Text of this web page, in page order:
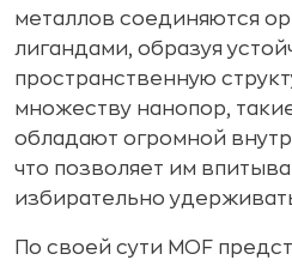
металлов соединяются
лигандами, образуя
пространственную
множеству нанопор,
обладают огромной
что позволяет им
избирательно
По своей сути MOF